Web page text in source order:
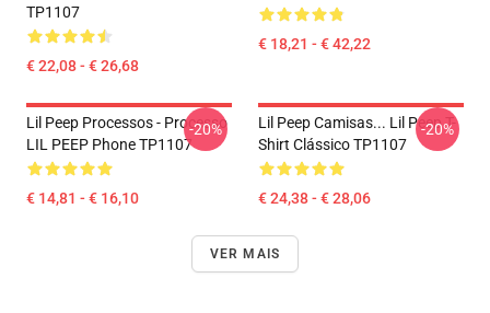
TP1107
€ 22,08 - € 26,68
€ 18,21 - € 42,22
Lil Peep Processos - Processo
LIL PEEP Phone TP1107
€ 14,81 - € 16,10
-20%
Lil Peep Camisas... Lil Peep T-
Shirt Clássico TP1107
€ 24,38 - € 28,06
-20%
VER MAIS